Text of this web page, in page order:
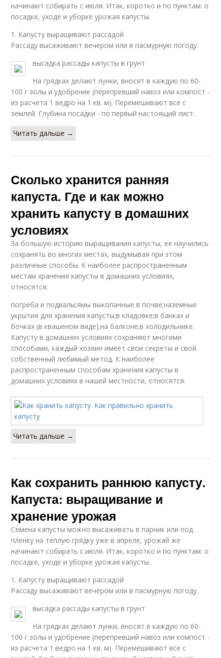
начинают собирать с июля. Итак, коротко и по пунктам: о
посадке, уходе и уборке урожая капусты.
1. Капусту выращивают рассадой
Рассаду высаживают вечером или в пасмурную погоду.
высадка рассады капусты в грунт
На грядках делают лунки, вносят в каждую по 60-
100 г золы и удобрение (перепревший навоз или компост -
из расчета 1 ведро на 1 кв. м). Перемешивают все с
землей. Глубина посадки - по первый настоящий лист.
Читать дальше →
Сколько хранится ранняя
капуста. Где и как можно
хранить капусту в домашних
условиях
За большую историю выращивания капусты, ее научились
сохранять во многих местах, выдумывая при этом
различные способы. К наиболее распространенным
местам хранения капусты в домашних условиях,
относятся:
погреба и подвалы;ямы выкопанные в почве;наземные
укрытия для хранения капусты;в кладовке;в банках и
бочках (в квашеном виде);на балконе;в холодильнике.
Капусту в домашних условиях сохраняют многими
способами, каждый хозяин имеет свои секреты и свой
собственный любимый метод. К наиболее
распространенным способам хранения капусты в
домашних условиях в нашей местности, относятся:
Читать дальше →
Как сохранить раннюю капусту.
Капуста: выращивание и
хранение урожая
Семена капусты можно высаживать в парник или под
пленку на теплую грядку уже в апреле, урожай же
начинают собирать с июля. Итак, коротко и по пунктам: о
посадке, уходе и уборке урожая капусты.
1. Капусту выращивают рассадой
Рассаду высаживают вечером или в пасмурную погоду.
высадка рассады капусты в грунт
На грядках делают лунки, вносят в каждую по 60-
100 г золы и удобрение (перепревший навоз или компост -
из расчета 1 ведро на 1 кв. м). Перемешивают все с